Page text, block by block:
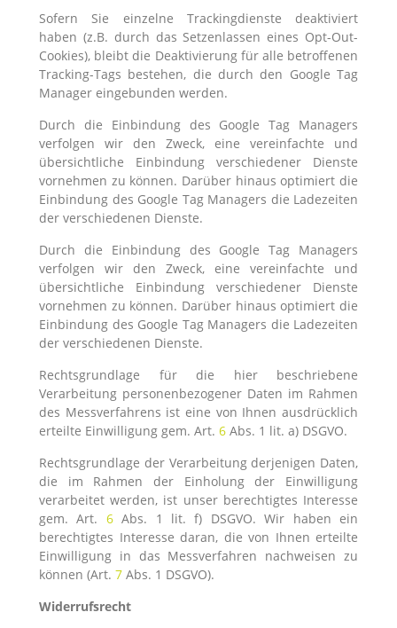
Sofern Sie einzelne Trackingdienste deaktiviert
haben (z.B. durch das Setzenlassen eines Opt-Out-
Cookies), bleibt die Deaktivierung für alle betroffenen
Tracking-Tags bestehen, die durch den Google Tag
Manager eingebunden werden.
Durch die Einbindung des Google Tag Managers
verfolgen wir den Zweck, eine vereinfachte und
übersichtliche Einbindung verschiedener Dienste
vornehmen zu können. Darüber hinaus optimiert die
Einbindung des Google Tag Managers die Ladezeiten
der verschiedenen Dienste.
Durch die Einbindung des Google Tag Managers
verfolgen wir den Zweck, eine vereinfachte und
übersichtliche Einbindung verschiedener Dienste
vornehmen zu können. Darüber hinaus optimiert die
Einbindung des Google Tag Managers die Ladezeiten
der verschiedenen Dienste.
Rechtsgrundlage für die hier beschriebene
Verarbeitung personenbezogener Daten im Rahmen
des Messverfahrens ist eine von Ihnen ausdrücklich
erteilte Einwilligung gem. Art. 6 Abs. 1 lit. a) DSGVO.
Rechtsgrundlage der Verarbeitung derjenigen Daten,
die im Rahmen der Einholung der Einwilligung
verarbeitet werden, ist unser berechtigtes Interesse
gem. Art. 6Abs. 1 lit. f) DSGVO. Wir haben ein
berechtigtes Interesse daran, die von Ihnen erteilte
Einwilligung in das Messverfahren nachweisen zu
können (Art. 7 Abs. 1 DSGVO).
Widerrufsrecht